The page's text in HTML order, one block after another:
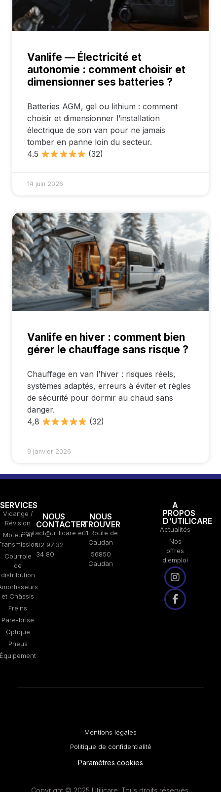
Vanlife — Électricité et
autonomie : comment choisir et
dimensionner ses batteries ?
Batteries AGM, gel ou lithium : comment
choisir et dimensionner l’installation
électrique de son van pour ne jamais
tomber en panne loin du secteur.
4.5
(32)
14 juin 2026
Vanlife en hiver : comment bien
gérer le chauffage sans risque ?
Chauffage en van l’hiver : risques réels,
systèmes adaptés, erreurs à éviter et règles
de sécurité pour dormir au chaud sans
danger.
4,8
(32)
9 janvier 2026
SERVICES
Vidange /
Révision
Moteur et
Courroie
de
distribution
et Châssis
Freins
Pare-brise
Optique
Pneus
Équipement
NOUS
CONTACTER
contact@utilicare.eu
02 97 32
34 80
NOUS
TROUVER
11 Route de
Caudan
56850
Caudan
A
PROPOS
D'UTILICARE
Actualités
Nos
offres
d'emploi
Mentions légales
Politique de confidentialité
Paramètres cookies
Copyright © 2025 Utilicare. Tous droits réservés.